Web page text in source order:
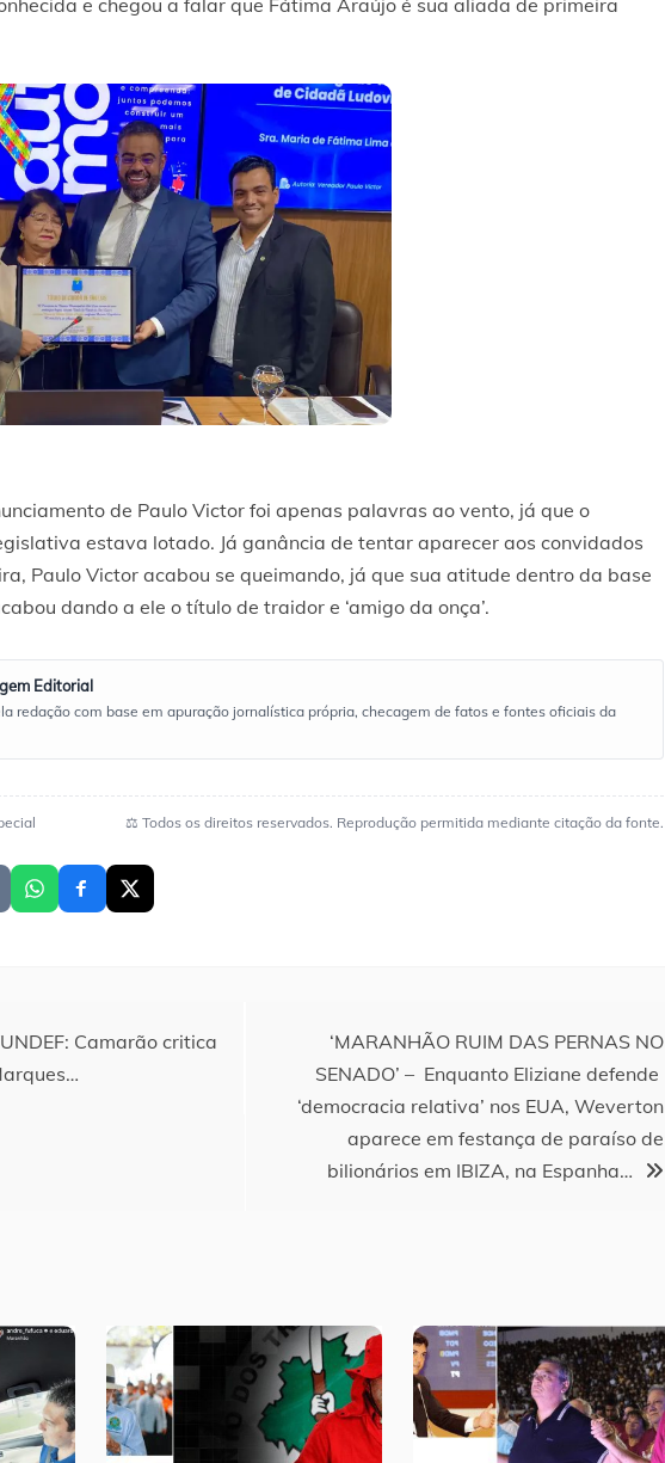
de Paulo Victor foi apenas palavras ao vento, já que o
estava lotado. Já ganância de tentar aparecer aos convidados
Paulo Victor acabou se queimando, já que sua atitude dentro da base
dando a ele o título de traidor e ‘amigo da onça’.
Editorial
redação com base em apuração jornalística própria, checagem de fatos e fontes oficiais da
⚖️ Todos os direitos reservados. Reprodução permitida mediante citação da fonte.
Camarão critica
‘MARANHÃO RUIM DAS PERNAS NO
SENADO’ – Enquanto Eliziane defende
‘democracia relativa’ nos EUA, Weverton
aparece em festança de paraíso de
bilionários em IBIZA, na Espanha…